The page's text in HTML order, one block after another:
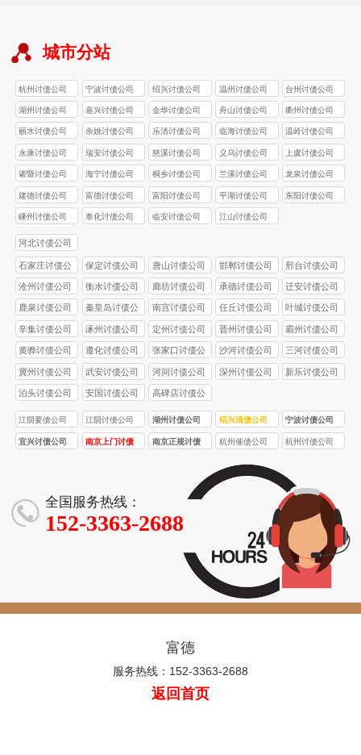
城市分站
杭州讨债公司 宁波讨债公司 绍兴讨债公司 温州讨债公司 台州讨债公司
湖州讨债公司 嘉兴讨债公司 金华讨债公司 舟山讨债公司 衢州讨债公司
丽水讨债公司 余姚讨债公司 乐清讨债公司 临海讨债公司 温岭讨债公司
永康讨债公司 瑞安讨债公司 慈溪讨债公司 义乌讨债公司 上虞讨债公司
诸暨讨债公司 海宁讨债公司 桐乡讨债公司 兰溪讨债公司 龙泉讨债公司
建德讨债公司 富德讨债公司 富阳讨债公司 平湖讨债公司 东阳讨债公司
嵊州讨债公司 奉化讨债公司 临安讨债公司 江山讨债公司
河北讨债公司
石家庄讨债公
司
保定讨债公司 唐山讨债公司 邯郸讨债公司 邢台讨债公司
沧州讨债公司 衡水讨债公司 廊坊讨债公司 承德讨债公司 迁安讨债公司
鹿泉讨债公司
秦皇岛讨债公
司
南宫讨债公司 任丘讨债公司 叶城讨债公司
辛集讨债公司 涿州讨债公司 定州讨债公司 晋州讨债公司 霸州讨债公司
黄骅讨债公司 遵化讨债公司
张家口讨债公
司
沙河讨债公司 三河讨债公司
冀州讨债公司 武安讨债公司 河间讨债公司 深州讨债公司 新乐讨债公司
泊头讨债公司 安国讨债公司
高碑店讨债公
司
江阴要债公司 江阴讨债公司 湖州讨债公司 绍兴清债公司 宁波讨债公司
宜兴讨债公司
南京上门讨债
南京正规讨债
杭州催债公司 杭州讨债公司
全国服务热线：
152-3363-2688
富德
服务热线：152-3363-2688
返回首页